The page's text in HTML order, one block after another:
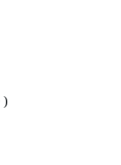
)